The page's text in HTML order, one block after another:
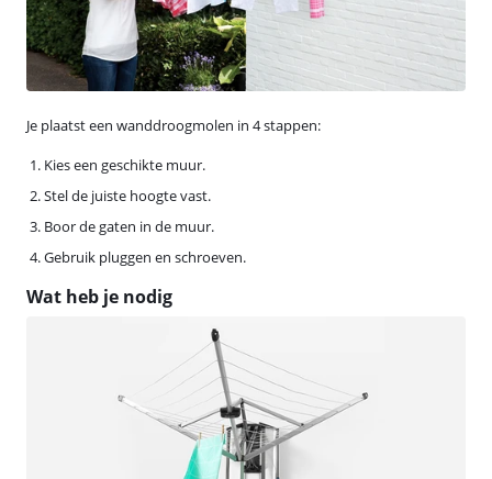
Je plaatst een wanddroogmolen in 4 stappen:
Kies een geschikte muur.
Stel de juiste hoogte vast.
Boor de gaten in de muur.
Gebruik pluggen en schroeven.
Wat heb je nodig